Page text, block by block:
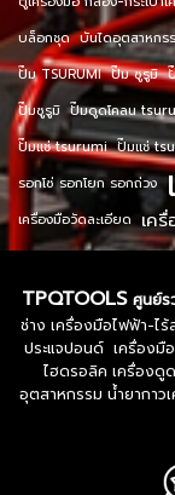
บล็อกชุด บันไดอุตสาหกร
ปั๊ม TSURUMI ปั๊ม ซูรูมิ
ปั๊มซูรูมิ ปั๊มดูดโคลน
ปั๊มแช่ tsurumi ปั๊มแช่
รอกโซ่ รอกโยก รอกถ่วง
เครื่องมือวัดละเอียด เค
TPQTOOLS ศูนย์ร
ช่าง เครื่องมือไฟฟ้า-ไ
ประแจปอนด์ เครื่องมื
ไฮดรอลิค เครื่องดู
อุตสาหกรรม น้ำยากา